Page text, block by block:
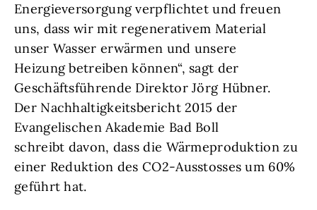
Energieversorgung verpflichtet und freuen
uns, dass wir mit regenerativem Material
unser Wasser erwärmen und unsere
Heizung betreiben können“, sagt der
Geschäftsführende Direktor Jörg Hübner.
Der Nachhaltigkeitsbericht 2015 der
Evangelischen Akademie Bad Boll
schreibt davon, dass die Wärmeproduktion zu
einer Reduktion des CO2-Ausstosses um 60%
geführt hat.